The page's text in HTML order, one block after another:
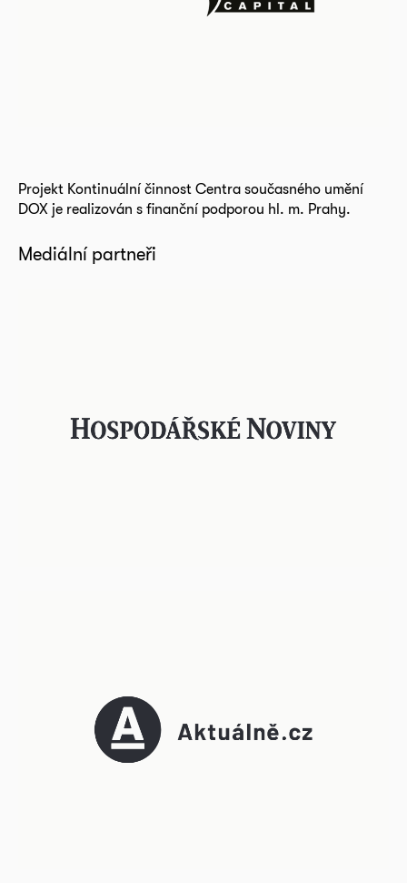
Projekt Kontinuální činnost Centra současného umění
DOX je realizován s finanční podporou hl. m. Prahy.
Mediální partneři